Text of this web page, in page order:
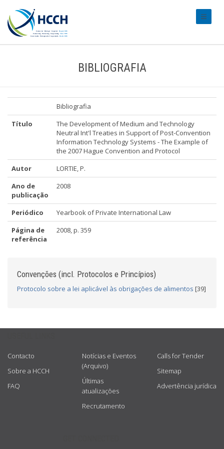
BIBLIOGRAFIA
Bibliografia
Título
The Development of Medium and Technology
Neutral Int'l Treaties in Support of Post-Convention
Information Technology Systems - The Example of
the 2007 Hague Convention and Protocol
Autor
LORTIE, P.
Ano de
publicação
2008
Periódico
Yearbook of Private International Law
Página de
referência
2008, p. 359
Convenções (incl. Protocolos e Princípios)
Protocolo sobre a lei aplicável às obrigações de alimentos [39]
Contacto
Sobre a HCCH
FAQ
Notícias e Eventos
(Arquivo)
Últimas
atualizações
Recrutamento
Calls for Tender
Sitemap
Advertência jurídica